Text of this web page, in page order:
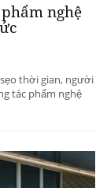
nghệ
thời gian, người
tác phẩm nghệ